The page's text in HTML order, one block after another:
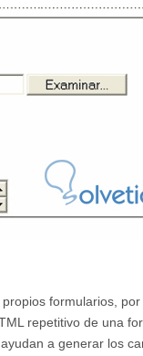
formularios,
repetitivo de una
a generar los